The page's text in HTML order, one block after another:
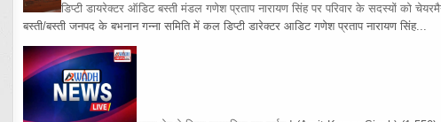
डिप्टी डायरेक्टर ऑडिट बस्ती मंडल गणेश प्रताप नारायण सिंह पर परिवार के सदस्यों को
बस्ती/बस्ती जनपद के बभनान गन्ना समिति में कल डिप्टी डारेक्टर आडिट गणेश प्रताप नारायण सिंह...